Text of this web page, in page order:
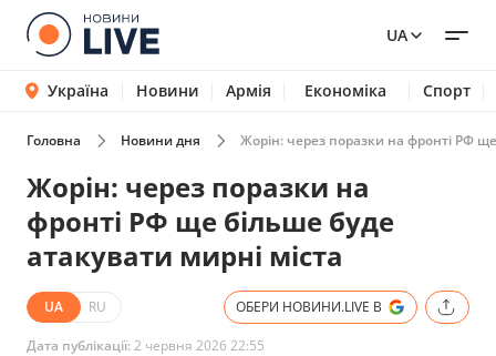
UA
Україна Новини Армія Економіка Спорт
Головна Новини дня Жорін: через поразки на фронті РФ
Жорін: через поразки на
фронті РФ ще більше буде
атакувати мирні міста
UA RU ОБЕРИ НОВИНИ.LIVE В
Дата публікації:2 червня 2026 22:55